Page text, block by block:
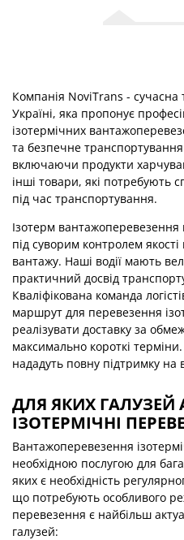
Компанія NoviTrans - сучасна
Україні, яка пропонує
ізотермічних
та безпечне транспортування
включаючи продукти
інші товари, які потребують
під час транспортування.
Ізотерм вантажоперевезення
під суворим контролем якості
вантажу. Наші водії мають
практичний досвід
Кваліфікована команда
маршрут для перевезення
реалізувати доставку за
максимально короткі
нададуть повну підтримку на
ДЛЯ ЯКИХ ГАЛУЗЕЙ
ІЗОТЕРМІЧНІ
Вантажоперевезення
необхідною послугою для
яких є необхідність
що потребують особливого
перевезення є найбільш
галузей: